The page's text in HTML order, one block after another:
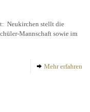
Neukirchen stellt die
Mannschaft sowie im
Mehr erfahren